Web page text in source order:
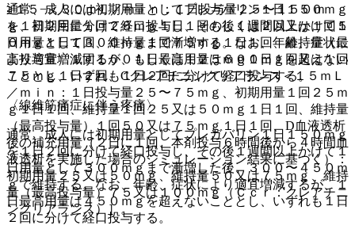
≧１５−＜３０ｍＬ／ｍｉｎ：１日投与量２５〜１５０ｍ
ｇ、初期用量１回２５ｍｇ１日１回もしくは２回又は１回５
０ｍｇ１日１回、維持量１回７５ｍｇ１日１回、維持量（最
高投与量）１回１００もしくは１２５ｍｇ１日１回又は１回
７５ｍｇ１日２回、Cクレアチニンクリアランス＜１５ｍＬ
／ｍｉｎ：１日投与量２５〜７５ｍｇ、初期用量１回２５ｍ
ｇ１日１回、維持量１回２５又は５０ｍｇ１日１回、維持量
（最高投与量）１回５０又は７５ｍｇ１日１回、D血液透析
後の補充用量（２日に１回、本剤投与６時間後から４時間血
液透析を実施した場合のシミュレーション結果に基づく）：
初期用量２５又は５０ｍｇ、維持量５０又は７５ｍｇ、維持
量（最高投与量）７５又は１００ｍｇ（Ｃｃｒ：クレアチニ
ンクリアランス）］。
通常、成人には初期用量としてプレガバリン１日１５０ｍｇ
を１日２回に分けて経口投与し、その後１週間以上かけて１
日用量として３００ｍｇまで漸増する。なお、年齢、症状に
より適宜増減するが、１日最高用量は６００ｍｇを超えない
こととし、いずれも１日２回に分けて経口投与する。
〈線維筋痛症に伴う疼痛〉
通常、成人には初期用量としてプレガバリン１日１５０ｍｇ
を１日２回に分けて経口投与し、その後１週間以上かけて１
日用量として３００ｍｇまで漸増した後、３００〜４５０ｍ
ｇで維持する。なお、年齢、症状により適宜増減するが、１
日最高用量は４５０ｍｇを超えないこととし、いずれも１日
２回に分けて経口投与する。